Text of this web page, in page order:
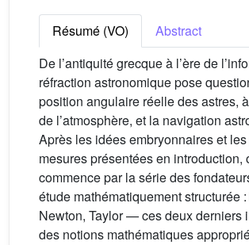
Résumé (VO)
Abstract
De l’antiquité grecque à l’ère de
réfraction astronomique pose
position angulaire réelle des astres,
de l’atmosphère, et la navigation
Après les idées embryonnaires et
mesures présentées en introduction,
commence par la série des
étude mathématiquement structurée
Newton, Taylor — ces deux derniers
des notions mathématiques